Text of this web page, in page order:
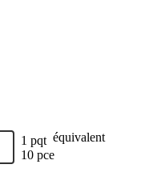
1 pqt équivalent
10 pce